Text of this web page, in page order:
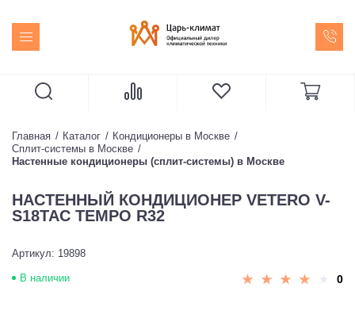
Главная Каталог
Кондиционеры в Москве
Сплит-системы в Москве
Настенные кондиционеры (сплит-системы) в Москве
НАСТЕННЫЙ КОНДИЦИОНЕР VETERO V-
S18TAC TEMPO R32
Артикул: 19898
В наличии 0